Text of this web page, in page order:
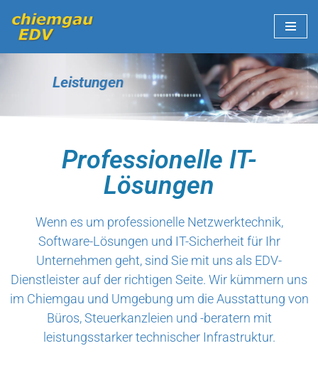
Zum
Inhalt
Leistungen
Professionelle IT-
Lösungen
Wenn es um professionelle Netzwerktechnik,
Software-Lösungen und IT-Sicherheit für Ihr
Unternehmen geht, sind Sie mit uns als EDV-
Dienstleister auf der richtigen Seite. Wir kümmern uns
im Chiemgau und Umgebung um die Ausstattung von
Büros, Steuerkanzleien und -beratern mit
leistungsstarker technischer Infrastruktur.